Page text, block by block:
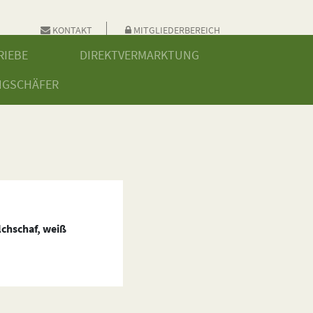
KONTAKT MITGLIEDERBEREICH
DIREKTVERMARKTUNG
weiß